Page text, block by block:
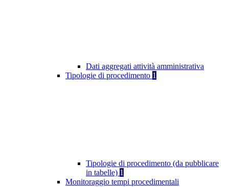
Dati aggregati attività amministrativa
Tipologie di procedimento 1
Tipologie di procedimento (da pubblicare
in tabelle) 1
Monitoraggio tempi procedimentali